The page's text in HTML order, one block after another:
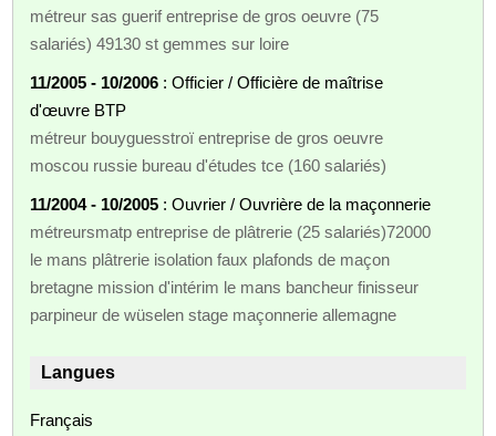
métreur sas guerif entreprise de gros oeuvre (75
salariés) 49130 st gemmes sur loire
11/2005 - 10/2006 : Officier / Officière de maîtrise
d'œuvre BTP
métreur bouyguesstroï entreprise de gros oeuvre
moscou russie bureau d'études tce (160 salariés)
11/2004 - 10/2005 : Ouvrier / Ouvrière de la maçonnerie
métreursmatp entreprise de plâtrerie (25 salariés)72000
le mans plâtrerie isolation faux plafonds de maçon
bretagne mission d'intérim le mans bancheur finisseur
parpineur de wüselen stage maçonnerie allemagne
Langues
Français